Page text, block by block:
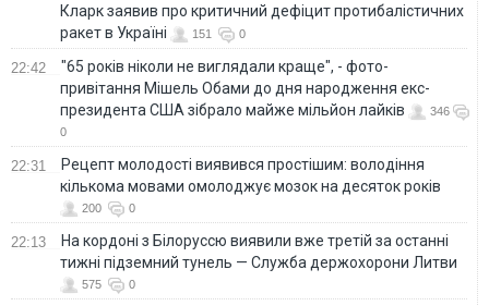
Кларк заявив про критичний дефіцит протибалістичних
ракет в Україні
151 0
22:42
"65 років ніколи не виглядали краще", - фото-
привітання Мішель Обами до дня народження екс-
президента США зібрало майже мільйон лайків
346
0
22:31
Рецепт молодості виявився простішим: володіння
кількома мовами омолоджує мозок на десяток років
200 0
22:13
На кордоні з Білоруссю виявили вже третій за останні
тижні підземний тунель — Служба держохорони Литви
575 0